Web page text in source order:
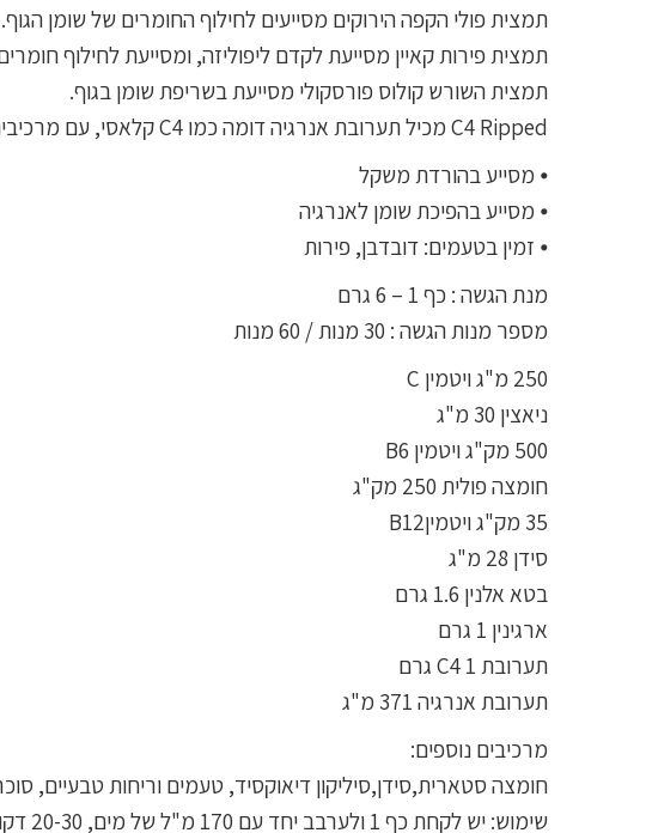
תמצית פולי הקפה הירוקים מסייעים לחילוף החומרים של שומן הגוף.
תמצית פירות קאיין מסייעת לקדם ליפוליזה, ומסייעת לחילוף
תמצית השורש קולוס פורסקולי מסייעת בשריפת שומן בגוף.
C4 Ripped מכיל תערובת אנרגיה דומה כמו C4 קלאסי, עם מרכיבים מרכזיים לייצור אנרגיה כדי לסייע לדחיפה באימונים קשים ואינטנסיביים.
⦁ מסייע בהורדת משקל
⦁ מסייע בהפיכת שומן לאנרגיה
⦁ זמין בטעמים: דובדבן, פירות
מנת הגשה : כף 1 – 6 גרם
מספר מנות הגשה : 30 מנות / 60 מנות
250 מ"ג ויטמין C
ניאצין 30 מ"ג
500 מק"ג ויטמין B6
חומצה פולית 250 מק"ג
35 מק"ג ויטמיןB12
סידן 28 מ"ג
בטא אלנין 1.6 גרם
ארגינין 1 גרם
תערובת C4 1 גרם
תערובת אנרגיה 371 מ"ג
מרכיבים נוספים:
חומצה סטארית,סידן,סיליקון דיאוקסיד, טעמים וריחות טבעיים,